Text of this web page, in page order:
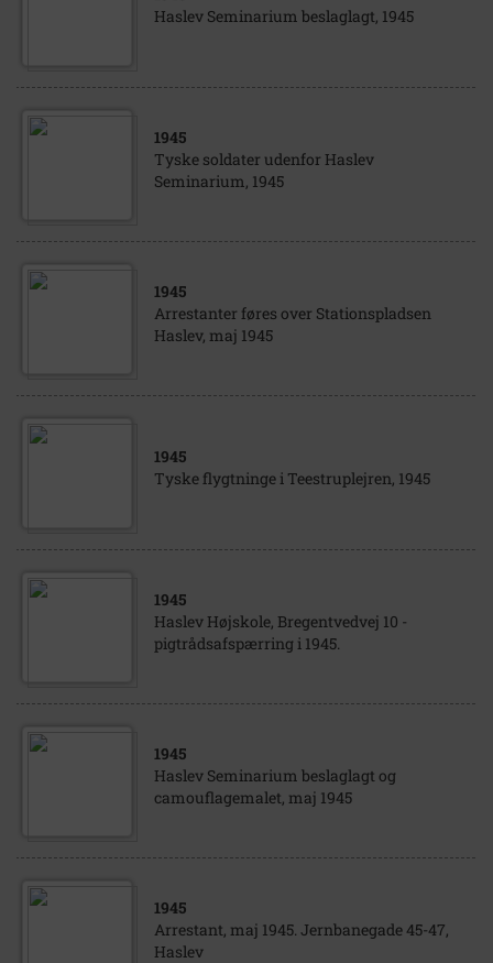
Haslev Seminarium beslaglagt, 1945
1945
Tyske soldater udenfor Haslev
Seminarium, 1945
1945
Arrestanter føres over Stationspladsen
Haslev, maj 1945
1945
Tyske flygtninge i Teestruplejren, 1945
1945
Haslev Højskole, Bregentvedvej 10 -
pigtrådsafspærring i 1945.
1945
Haslev Seminarium beslaglagt og
camouflagemalet, maj 1945
1945
Arrestant, maj 1945. Jernbanegade 45-47,
Haslev